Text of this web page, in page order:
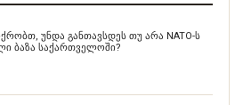
უნდა განთავსდეს თუ არა NATO-ს
ბაზა საქართველოში?